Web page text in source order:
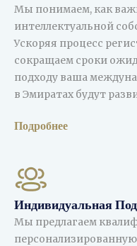
Мы понимаем, как
интеллектуальной
Ускоряя процесс
сокращаем сроки
подходу ваша
в Эмиратах будут
Подробнее
Индивидуальная
Мы предлагаем